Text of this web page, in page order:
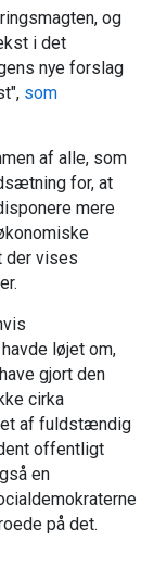
og
i det
nye forslag
som
af alle, som
for, at
mere
der vises
løjet om,
gjort den
cirka
af fuldstændig
offentligt
en
på det.